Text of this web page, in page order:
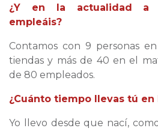
¿Y en la actualidad a
empleáis?
Contamos con 9 personas
tiendas y más de 40 en el
de 80 empleados.
¿Cuánto tiempo llevas tú en
Yo llevo desde que nací,